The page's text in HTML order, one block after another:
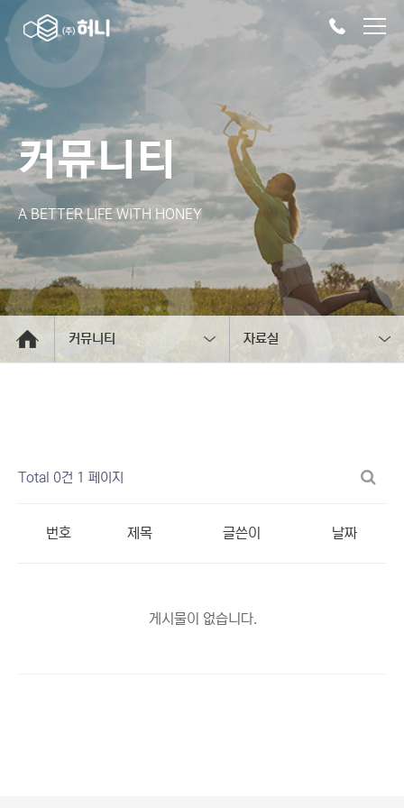
커뮤니티
A BETTER LIFE WITH HONEY
커뮤니티 자료실
Total 0건 1 페이지
번호 제목 글쓴이 날짜
게시물이 없습니다.